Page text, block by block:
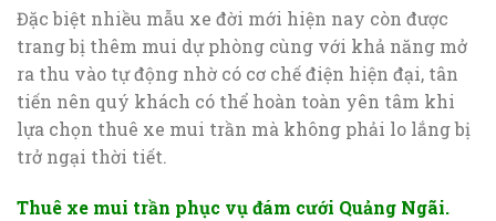
Đặc biệt nhiều mẫu xe đời mới hiện nay còn được
trang bị thêm mui dự phòng cùng với khả năng mở
ra thu vào tự động nhờ có cơ chế điện hiện đại, tân
tiến nên quý khách có thể hoàn toàn yên tâm khi
lựa chọn thuê xe mui trần mà không phải lo lắng bị
trở ngại thời tiết.
Thuê xe mui trần phục vụ đám cưới Quảng Ngãi.